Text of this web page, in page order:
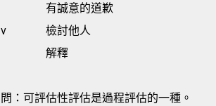
有誠意的道歉
v
檢討他人
解釋
問：可評估性評估是過程評估的一種。